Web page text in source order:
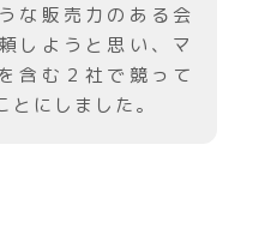
な販売力のある会
しようと思い、マ
含む２社で競って
とにしました。